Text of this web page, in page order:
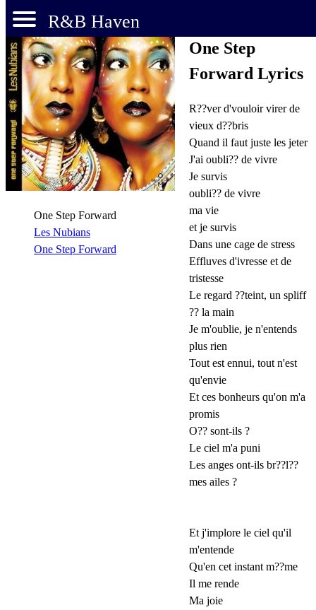
R&B Haven
One Step Forward
Les Nubians
One Step Forward
One Step
Forward Lyrics
R??ver d'vouloir virer de
vieux d??bris
Quand il faut juste les jeter
J'ai oubli?? de vivre
Je survis
oubli?? de vivre
ma vie
et je survis
Dans une cage de stress
Effluves d'ivresse et de
tristesse
Le regard ??teint, un spliff
?? la main
Je m'oublie, je n'entends
plus rien
Tout est ennui, tout n'est
qu'envie
Et ces bonheurs qu'on m'a
promis
O?? sont-ils ?
Le ciel m'a puni
Les anges ont-ils br??l??
mes ailes ?
Et j'implore le ciel qu'il
m'entende
Qu'en cet instant m??me
Il me rende
Ma joie